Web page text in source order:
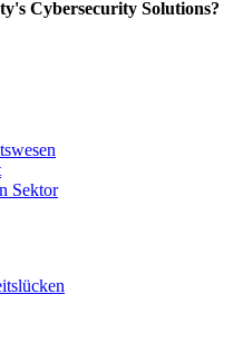
Cybersecurity Solutions?
Sektor